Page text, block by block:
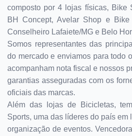
composto por 4 lojas físicas, Bike
BH Concept, Avelar Shop e
Conselheiro Lafaiete/MG e Belo
Somos representantes das
do mercado e enviamos para todo
acompanham nota fiscal e nossos
garantias asseguradas com os
oficiais das marcas.
Além das lojas de Bicicletas,
Sports, uma das líderes do país em
organização de eventos.